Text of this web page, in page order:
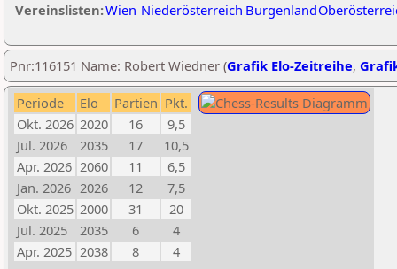
Vereinslisten:Wien Niederösterreich Burgenland
Pnr:116151 Name: Robert Wiedner (Grafik Elo-Zeitreihe,
Periode Elo Partien Pkt.
Okt. 2026 2020 16
9,5
Jul. 2026
2035 17
10,5
Apr. 2026 2060 11
6,5
Jan. 2026 2026 12
7,5
Okt. 2025 2000 31
20
Jul. 2025
2035 6
4
Apr. 2025 2038 8
4